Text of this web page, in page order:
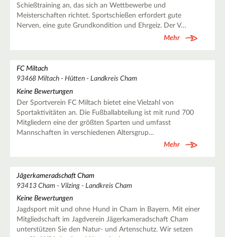
Schießtraining an, das sich an Wettbewerbe und
Meisterschaften richtet. Sportschießen erfordert gute
Nerven, eine gute Grundkondition und Ehrgeiz. Der V…
Mehr
FC Miltach
93468 Miltach - Hütten - Landkreis Cham
Keine Bewertungen
Der Sportverein FC Miltach bietet eine Vielzahl von
Sportaktivitäten an. Die Fußballabteilung ist mit rund 700
Mitgliedern eine der größten Sparten und umfasst
Mannschaften in verschiedenen Altersgrup…
Mehr
Jägerkameradschaft Cham
93413 Cham - Vilzing - Landkreis Cham
Keine Bewertungen
Jagdsport mit und ohne Hund in Cham in Bayern. Mit einer
Mitgliedschaft im Jagdverein Jägerkameradschaft Cham
unterstützen Sie den Natur- und Artenschutz. Wir setzen